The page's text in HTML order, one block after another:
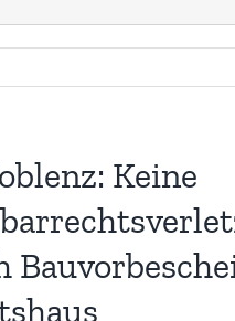
Keine